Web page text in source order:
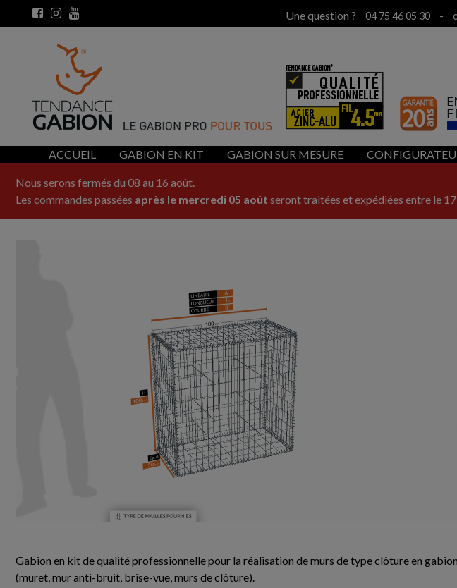
Une question ? 04 75 46 05 30 -
ACCUEIL GABION EN KIT GABION SUR MESURE
Nous serons fermés du 08 au 16 août.
Les commandes passées après le mercredi 05 août seront traitées et expédiées entre le
Gabion en kit de qualité professionnelle pour la réalisation de murs de type clôture en gabion
(muret, mur anti-bruit, brise-vue, murs de clôture).